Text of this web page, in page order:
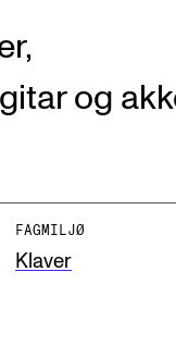
musikkhøgskole
og
FAGMILJØ
Klaver